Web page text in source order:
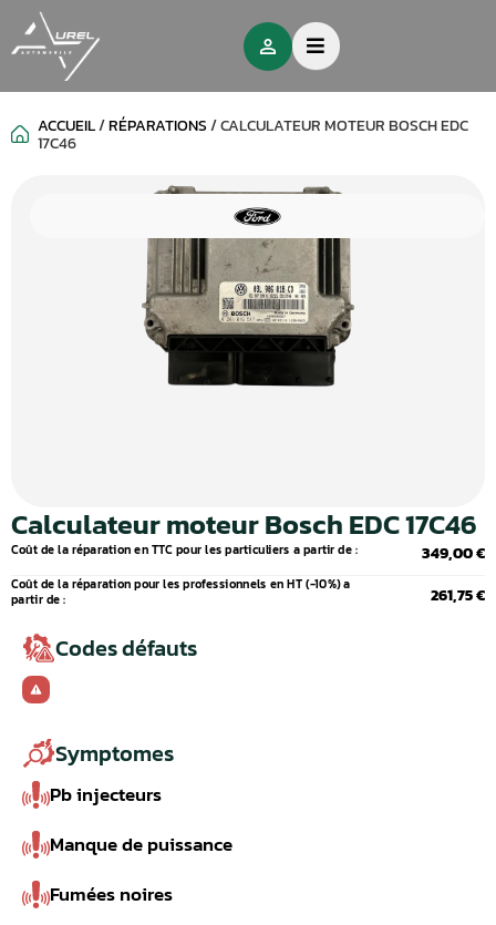
ACCUEIL/RÉPARATIONS/CALCULATEUR MOTEUR BOSCH EDC
17C46
Calculateur moteur Bosch EDC 17C46
Coût de la réparation en TTC pour les particuliers a partir de : 349,00 €
Coût de la réparation pour les professionnels en HT (-10%) a
partir de :
261,75 €
Codes défauts
Symptomes
Pb injecteurs
Manque de puissance
Fumées noires